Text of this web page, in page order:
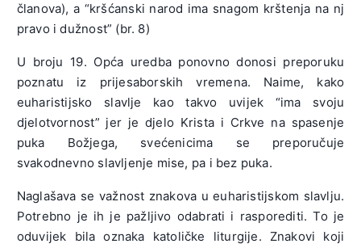
članova), a “kršćanski narod ima snagom krštenja na nj
pravo i dužnost” (br. 8)
U broju 19. Opća uredba ponovno donosi preporuku
poznatu iz prijesaborskih vremena. Naime, kako
euharistijsko slavlje kao takvo uvijek “ima svoju
djelotvornost” jer je djelo Krista i Crkve na spasenje
puka Božjega, svećenicima se preporučuje
svakodnevno slavljenje mise, pa i bez puka.
Naglašava se važnost znakova u euharistijskom slavlju.
Potrebno je ih je pažljivo odabrati i rasporediti. To je
oduvijek bila oznaka katoličke liturgije. Znakovi koji